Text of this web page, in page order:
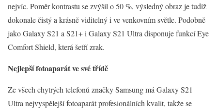
nejvíc. Poměr kontrastu se zvýšil o 50 %, výsledný obraz je tudíž
dokonale čistý a krásně viditelný i ve venkovním světle. Podobně
jako Galaxy S21 a S21+ i Galaxy S21 Ultra disponuje funkcí Eye
Comfort Shield, která šetří zrak.
Nejlepší fotoaparát ve své třídě
Ze všech chytrých telefonů značky Samsung má Galaxy S21
Ultra nejvyspělejší fotoaparát profesionálních kvalit, takže se